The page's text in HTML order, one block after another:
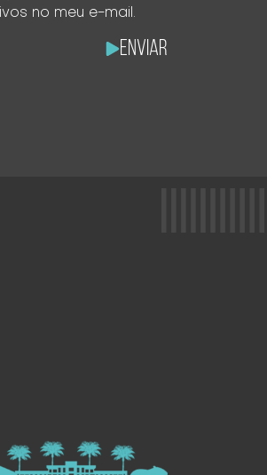
no meu e-mail.
Enviar